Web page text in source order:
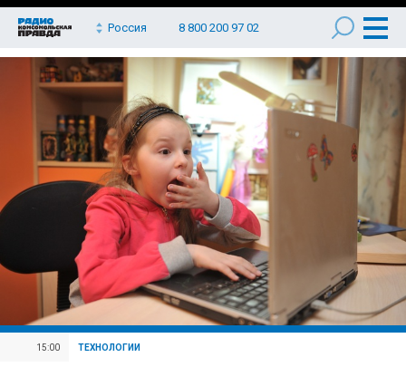
Россия 8 800 200 97 02
15:00 ТЕХНОЛОГИИ